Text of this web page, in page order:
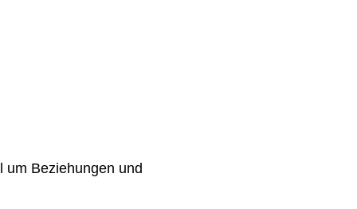
um Beziehungen und